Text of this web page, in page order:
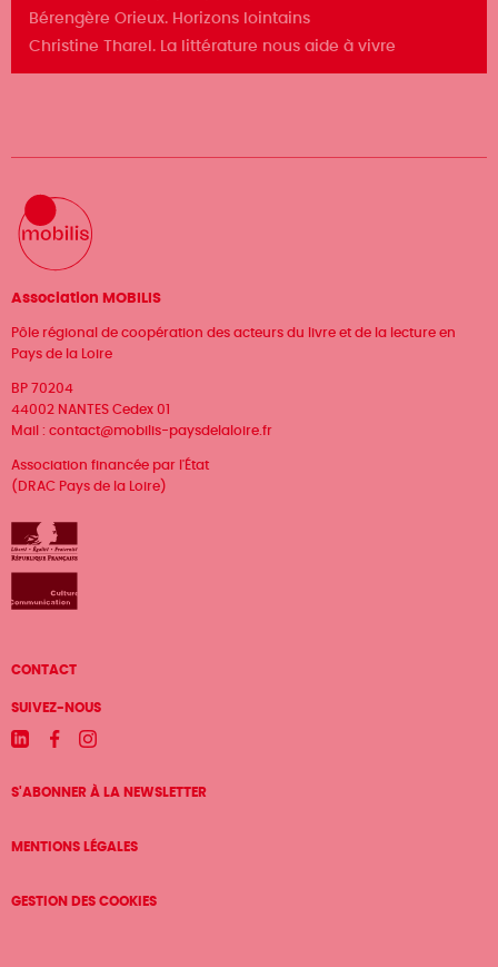
Bérengère Orieux. Horizons lointains
Christine Tharel. La littérature nous aide à vivre
Association MOBILIS
Pôle régional de coopération des acteurs du livre et de la lecture en
Pays de la Loire
BP 70204
44002 NANTES Cedex 01
Mail : contact@mobilis-paysdelaloire.fr
Association financée par l'État
(DRAC Pays de la Loire)
Menu
Pied
de
page
CONTACT
SUIVEZ-NOUS
LinkedinFacebookInstagram
S'ABONNER À LA NEWSLETTER
MENTIONS LÉGALES
GESTION DES COOKIES